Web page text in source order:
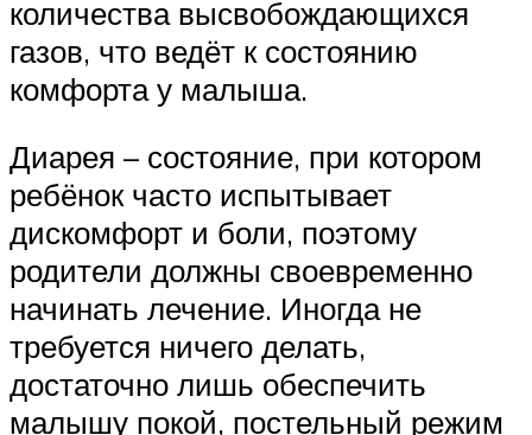
количества высвобождающихся
газов, что ведёт к состоянию
комфорта у малыша.
Диарея – состояние, при котором
ребёнок часто испытывает
дискомфорт и боли, поэтому
родители должны своевременно
начинать лечение. Иногда не
требуется ничего делать,
достаточно лишь обеспечить
малышу покой, постельный режим